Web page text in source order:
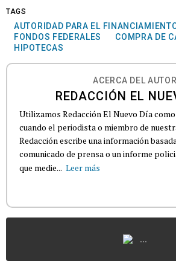
TAGS
AUTORIDAD PARA EL
FONDOS FEDERALES
COMPRA DE
HIPOTECAS
ACERCA DEL AUTOR
REDACCIÓN EL
Utilizamos Redacción El Nuevo Día
cuando el periodista o miembro de
Redacción escribe una información
comunicado de prensa o un informe
que medie... Leer más
...